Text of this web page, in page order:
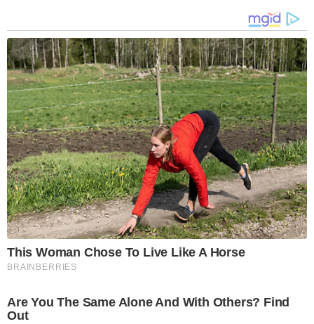
This Woman Chose To Live Like A Horse
BRAINBERRIES
Are You The Same Alone And With Others? Find
Out